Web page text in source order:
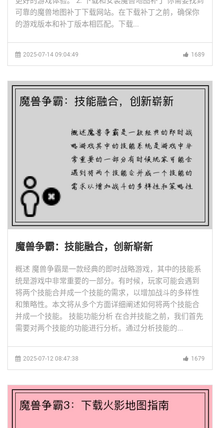
可靠的魔兽地图补丁下载网站。在下载补丁之前，确保你
的游戏版本和补丁版本相匹配。下载...
2025-07-14 09:04:49 1689
魔兽争霸：技能融合，创新崭新
概述 魔兽争霸是一款经典的即时战略游戏，其中的技能系
统是游戏中非常重要的一部分。有时候，玩家可能会遇到
将两个技能合并成一个技能的需求，以增加战斗的多样性
和策略性。本文将从多个方面详细阐述如何将两个技能合
并成一个技能。 技能功能分析 在合并技能之前，我们首先
需要对两个技能的功能进行分析。通过分析技能的...
2025-07-12 08:47:38 1679